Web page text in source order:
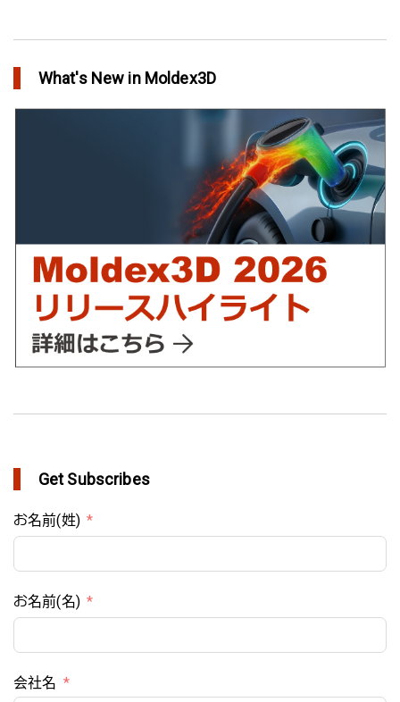
欧州最大手の自動車部品パーツメーカーFaurecia社の製品設計最
適化プロジェクト－Moldex3Dにより実現
YUDO、ホットランナーシステム成形開発のデザイン検証および
最適化にMoldex3Dの統合を実現
What's New in Moldex3D
Get Subscribes
お名前(姓)
お名前(名)
会社名